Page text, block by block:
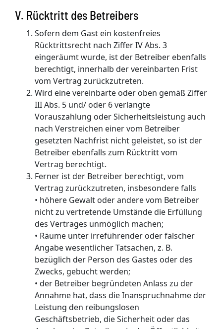
V. Rücktritt des Betreibers
Sofern dem Gast ein kostenfreies
Rücktrittsrecht nach Ziffer IV Abs. 3
eingeräumt wurde, ist der Betreiber ebenfalls
berechtigt, innerhalb der vereinbarten Frist
vom Vertrag zurückzutreten.
Wird eine vereinbarte oder oben gemäß Ziffer
III Abs. 5 und/ oder 6 verlangte
Vorauszahlung oder Sicherheitsleistung auch
nach Verstreichen einer vom Betreiber
gesetzten Nachfrist nicht geleistet, so ist der
Betreiber ebenfalls zum Rücktritt vom
Vertrag berechtigt.
Ferner ist der Betreiber berechtigt, vom
Vertrag zurückzutreten, insbesondere falls
• höhere Gewalt oder andere vom Betreiber
nicht zu vertretende Umstände die Erfüllung
des Vertrages unmöglich machen;
• Räume unter irreführender oder falscher
Angabe wesentlicher Tatsachen, z. B.
bezüglich der Person des Gastes oder des
Zwecks, gebucht werden;
• der Betreiber begründeten Anlass zu der
Annahme hat, dass die Inanspruchnahme der
Leistung den reibungslosen
Geschäftsbetrieb, die Sicherheit oder das